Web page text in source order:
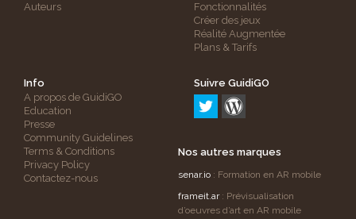
Auteurs
Fonctionnalités
Créer des jeux
Réalité Augmentée
Plans & Tarifs
Info
A propos de GuidiGO
Education
Presse
Community Guidelines
Terms & Conditions
Privacy Policy
Contactez-nous
Suivre GuidiGO
Nos autres marques
senar.io : Formation en AR mobile
frameit.ar: Prévisualisation
d’oeuvres d’art en AR mobile